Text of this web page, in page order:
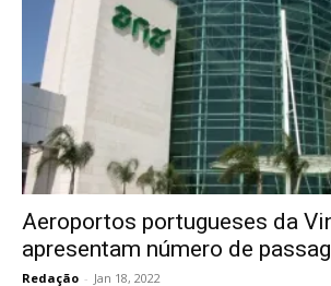
Aeroportos portugueses da
apresentam número de
Redação - Jan 18, 2022